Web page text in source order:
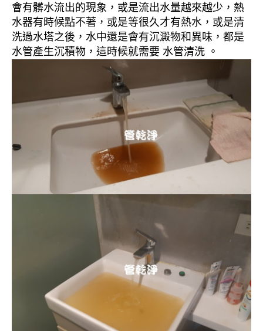
會有髒水流出的現象，或是流出水量越來越少，熱
水器有時候點不著，或是等很久才有熱水，或是清
洗過水塔之後，水中還是會有沉澱物和異味，都是
水管產生沉積物，這時候就需要 水管清洗 。